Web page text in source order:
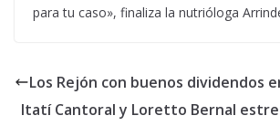
para tu caso», finaliza la nutrióloga
Los Rejón con buenos dividendos
Itatí Cantoral y Loretto Bernal